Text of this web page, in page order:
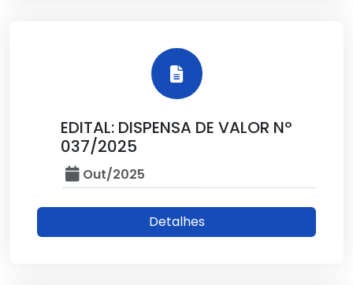
EDITAL: DISPENSA DE VALOR Nº
037/2025
Out/2025
Detalhes